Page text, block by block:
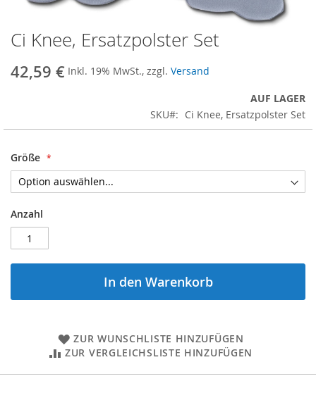
Ci Knee, Ersatzpolster Set
42,59 € Inkl. 19% MwSt., zzgl. Versand
AUF LAGER
SKU
Ci Knee, Ersatzpolster Set
Größe
Anzahl
In den Warenkorb
ZUR WUNSCHLISTE HINZUFÜGEN
ZUR VERGLEICHSLISTE HINZUFÜGEN
Zum
Anfang
der
Bildergalerie